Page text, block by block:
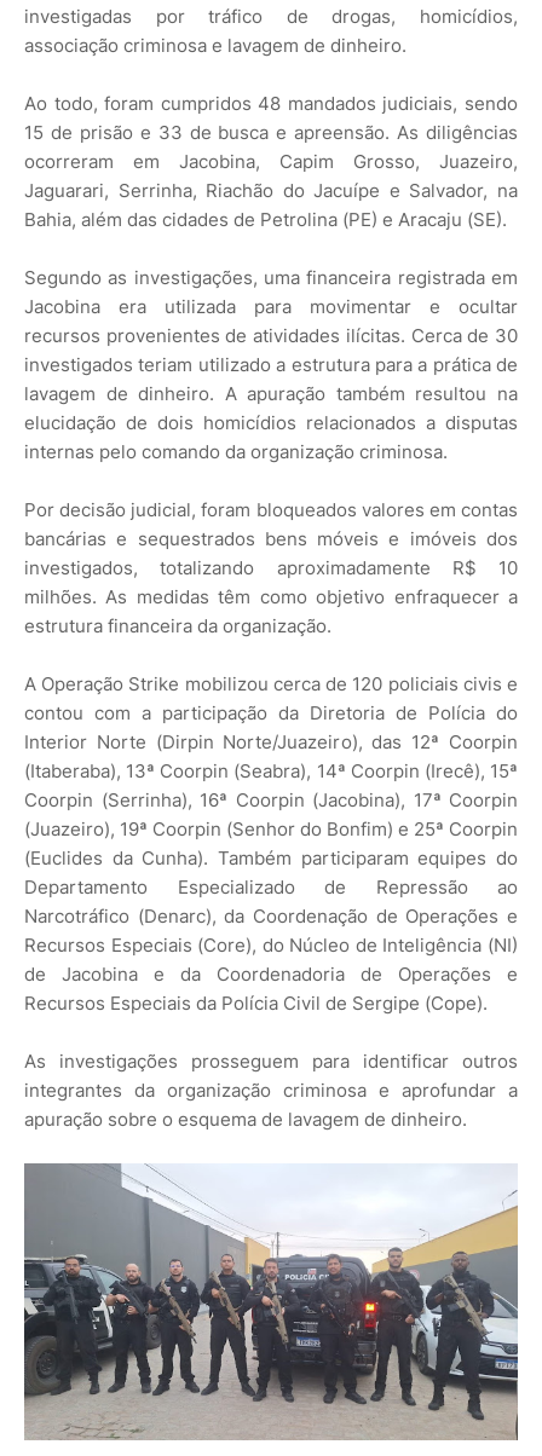
investigadas por tráfico de drogas, homicídios,
associação criminosa e lavagem de dinheiro.
Ao todo, foram cumpridos 48 mandados judiciais, sendo
15 de prisão e 33 de busca e apreensão. As diligências
ocorreram em Jacobina, Capim Grosso, Juazeiro,
Jaguarari, Serrinha, Riachão do Jacuípe e Salvador, na
Bahia, além das cidades de Petrolina (PE) e Aracaju (SE).
Segundo as investigações, uma financeira registrada em
Jacobina era utilizada para movimentar e ocultar
recursos provenientes de atividades ilícitas. Cerca de 30
investigados teriam utilizado a estrutura para a prática de
lavagem de dinheiro. A apuração também resultou na
elucidação de dois homicídios relacionados a disputas
internas pelo comando da organização criminosa.
Por decisão judicial, foram bloqueados valores em contas
bancárias e sequestrados bens móveis e imóveis dos
investigados, totalizando aproximadamente R$ 10
milhões. As medidas têm como objetivo enfraquecer a
estrutura financeira da organização.
A Operação Strike mobilizou cerca de 120 policiais civis e
contou com a participação da Diretoria de Polícia do
Interior Norte (Dirpin Norte/Juazeiro), das 12ª Coorpin
(Itaberaba), 13ª Coorpin (Seabra), 14ª Coorpin (Irecê), 15ª
Coorpin (Serrinha), 16ª Coorpin (Jacobina), 17ª Coorpin
(Juazeiro), 19ª Coorpin (Senhor do Bonfim) e 25ª Coorpin
(Euclides da Cunha). Também participaram equipes do
Departamento Especializado de Repressão ao
Narcotráfico (Denarc), da Coordenação de Operações e
Recursos Especiais (Core), do Núcleo de Inteligência (NI)
de Jacobina e da Coordenadoria de Operações e
Recursos Especiais da Polícia Civil de Sergipe (Cope).
As investigações prosseguem para identificar outros
integrantes da organização criminosa e aprofundar a
apuração sobre o esquema de lavagem de dinheiro.